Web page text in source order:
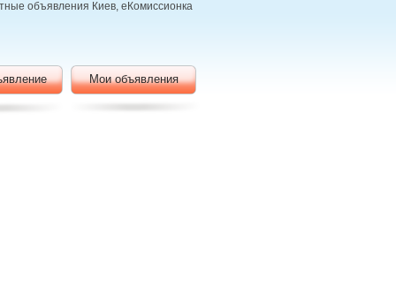
объявления Киев, еКомиссионка
Мои объявления